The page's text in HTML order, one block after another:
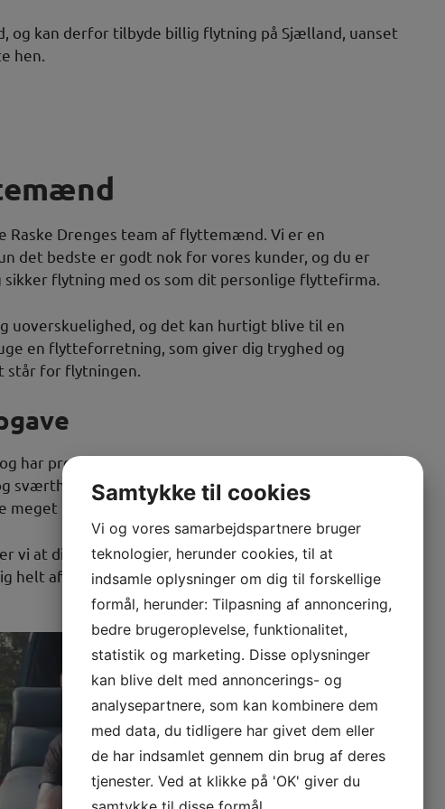
og kan derfor tilbyde billig flytning på Sjælland, uanset
hen.
Raske Drenges team af flyttemænd. Vi er en
det bedste er godt nok for vores kunder, og du er
flytning med os som dit personlige flyttefirma.
uoverskuelighed, og det kan hurtigt blive til en
en flytteforretning, som giver dig tryghed og
står for flytningen.
har prøvet at flytte det meste – lige fra porøse
klaverer og flygler. Det betyder, at vi
hvad du skal have flyttet.
vi at dine ejendele bliver håndteret forsigtigt og med
helt afgørende for os, at du føler dig helt tryg, mens
Samtykke til cookies
Vi og vores samarbejdspartnere bruger
teknologier, herunder cookies, til at
indsamle oplysninger om dig til forskellige
formål, herunder: Tilpasning af annoncering,
bedre brugeroplevelse, funktionalitet,
statistik og marketing. Disse oplysninger
kan blive delt med annoncerings- og
analysepartnere, som kan kombinere dem
med data, du tidligere har givet dem eller
de har indsamlet gennem din brug af deres
tjenester. Ved at klikke på 'OK' giver du